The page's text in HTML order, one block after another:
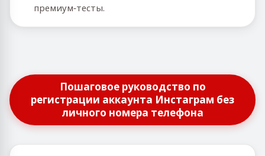
премиум‑тесты.
Пошаговое руководство по
регистрации аккаунта Инстаграм без
личного номера телефона